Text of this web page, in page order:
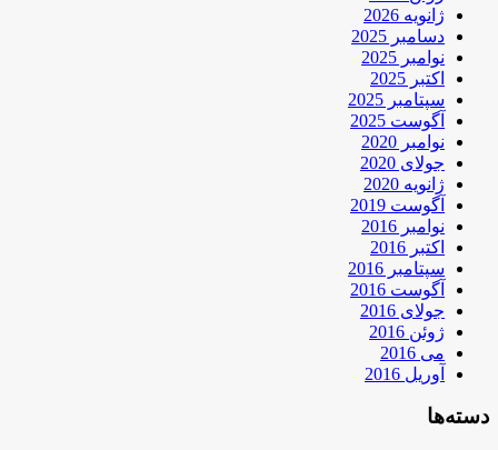
ژانویه 2026
دسامبر 2025
نوامبر 2025
اکتبر 2025
سپتامبر 2025
آگوست 2025
نوامبر 2020
جولای 2020
ژانویه 2020
آگوست 2019
نوامبر 2016
اکتبر 2016
سپتامبر 2016
آگوست 2016
جولای 2016
ژوئن 2016
می 2016
آوریل 2016
دسته‌ها